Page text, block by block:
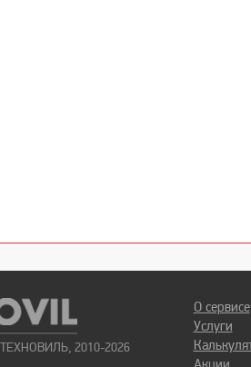
ТЕХНОВИЛЬ, 2010-2026
О сервисе
Услуги